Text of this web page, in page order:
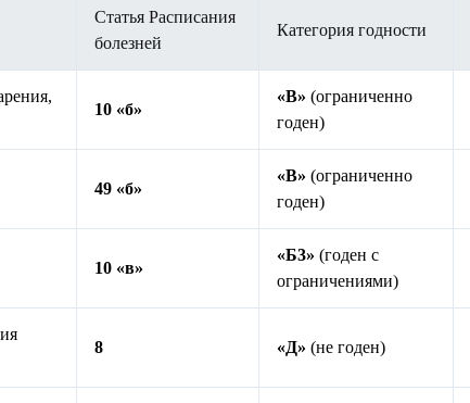
Статья Расписания
болезней
Категория годности
10 «б»
«В» (ограниченно
годен)
49 «б»
«В» (ограниченно
годен)
10 «в»
«Б3» (годен с
ограничениями)
8 «Д» (не годен)